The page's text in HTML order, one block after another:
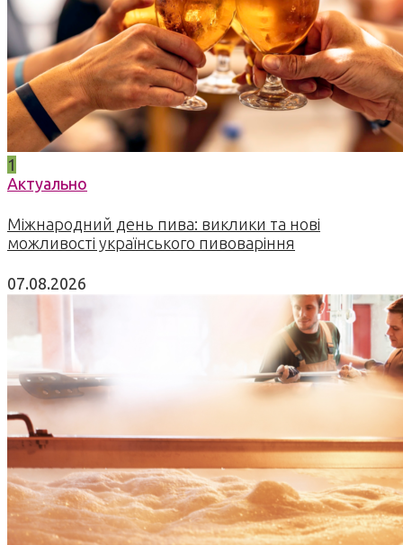
1
Актуально
Міжнародний день пива: виклики та нові
можливості українського пивоваріння
07.08.2026